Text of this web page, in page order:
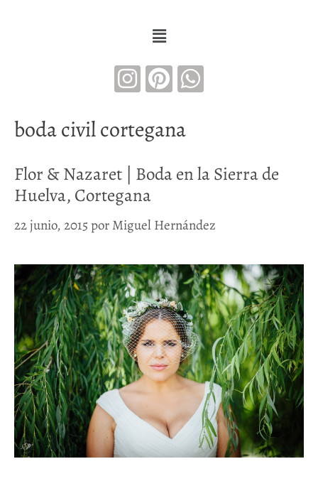
boda civil cortegana
Flor & Nazaret | Boda en la Sierra de
Huelva, Cortegana
22 junio, 2015 porMiguel Hernández